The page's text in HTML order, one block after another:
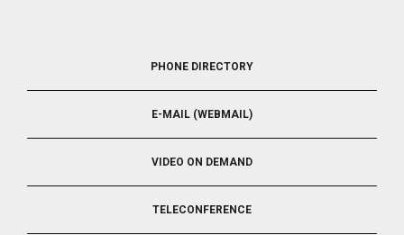
PHONE DIRECTORY
E-MAIL (WEBMAIL)
VIDEO ON DEMAND
TELECONFERENCE